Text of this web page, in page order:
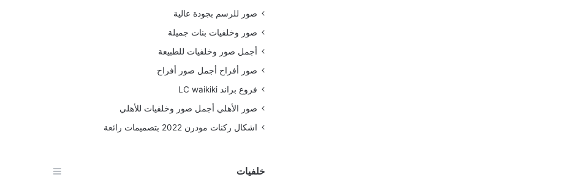
صور للرسم بجودة عالية
صور وخلفيات بنات جميلة
أجمل صور وخلفيات للطبيعة
صور أفراح أجمل صور أفراح
فروع براند LC waikiki
صور الأهلي أجمل صور وخلفيات للأهلي
اشكال ركنات مودرن 2022 بتصميمات رائعة
خلفيات